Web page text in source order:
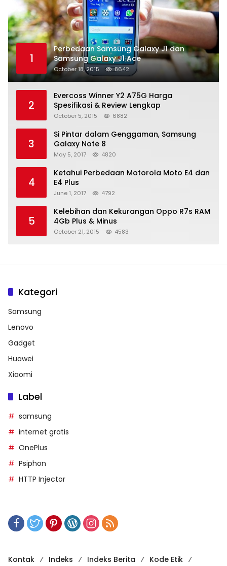
1
Perbedaan Samsung Galaxy J1 dan
Samsung Galaxy J1 Ace
October 18, 2015 8642
2
Evercoss Winner Y2 A75G Harga
Spesifikasi & Review Lengkap
October 5, 2015 6882
3
Si Pintar dalam Genggaman, Samsung
Galaxy Note 8
May 5, 2017 4820
4
Ketahui Perbedaan Motorola Moto E4 dan
E4 Plus
June 1, 2017 4792
5
Kelebihan dan Kekurangan Oppo R7s RAM
4Gb Plus & Minus
October 21, 2015 4583
Kategori
Samsung
Lenovo
Gadget
Huawei
Xiaomi
Label
samsung
internet gratis
OnePlus
Psiphon
HTTP Injector
Kontak Indeks Indeks Berita Kode Etik